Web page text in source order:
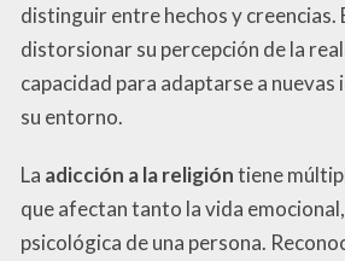
distinguir entre hechos y creencias.
distorsionar su percepción de la
capacidad para adaptarse a nuevas
su entorno.
La adicción a la religióntiene
que afectan tanto la vida
psicológica de una persona.